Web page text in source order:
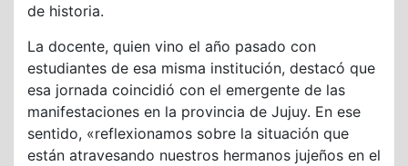
de historia.
La docente, quien vino el año pasado con
estudiantes de esa misma institución, destacó que
esa jornada coincidió con el emergente de las
manifestaciones en la provincia de Jujuy. En ese
sentido, «reflexionamos sobre la situación que
están atravesando nuestros hermanos jujeños en el